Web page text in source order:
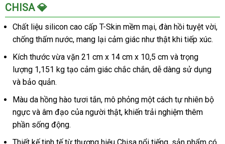
CHISA 💎
Chất liệu silicon cao cấp T-Skin mềm mại, đàn hồi tuyệt vời,
chống thấm nước, mang lại cảm giác như thật khi tiếp xúc.
Kích thước vừa vặn 21 cm x 14 cm x 10,5 cm và trọng
lượng 1,151 kg tạo cảm giác chắc chắn, dễ dàng sử dụng
và bảo quản.
Màu da hồng hào tươi tắn, mô phỏng một cách tự nhiên bộ
ngực và âm đạo của người thật, khiến trải nghiệm thêm
phần sống động.